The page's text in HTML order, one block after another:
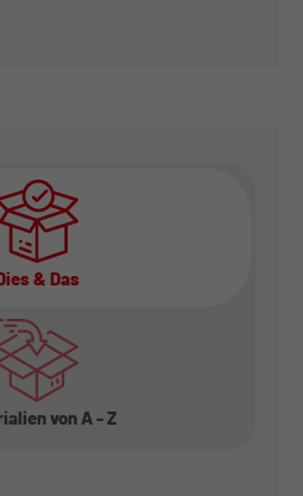
& Das
von A - Z